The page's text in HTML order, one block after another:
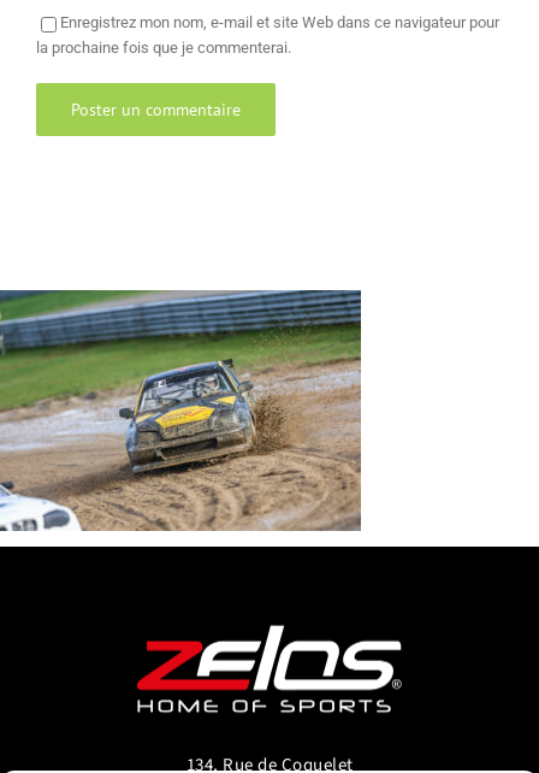
Enregistrez mon nom, e-mail et site Web dans ce navigateur pour
la prochaine fois que je commenterai.
134, Rue de Coquelet